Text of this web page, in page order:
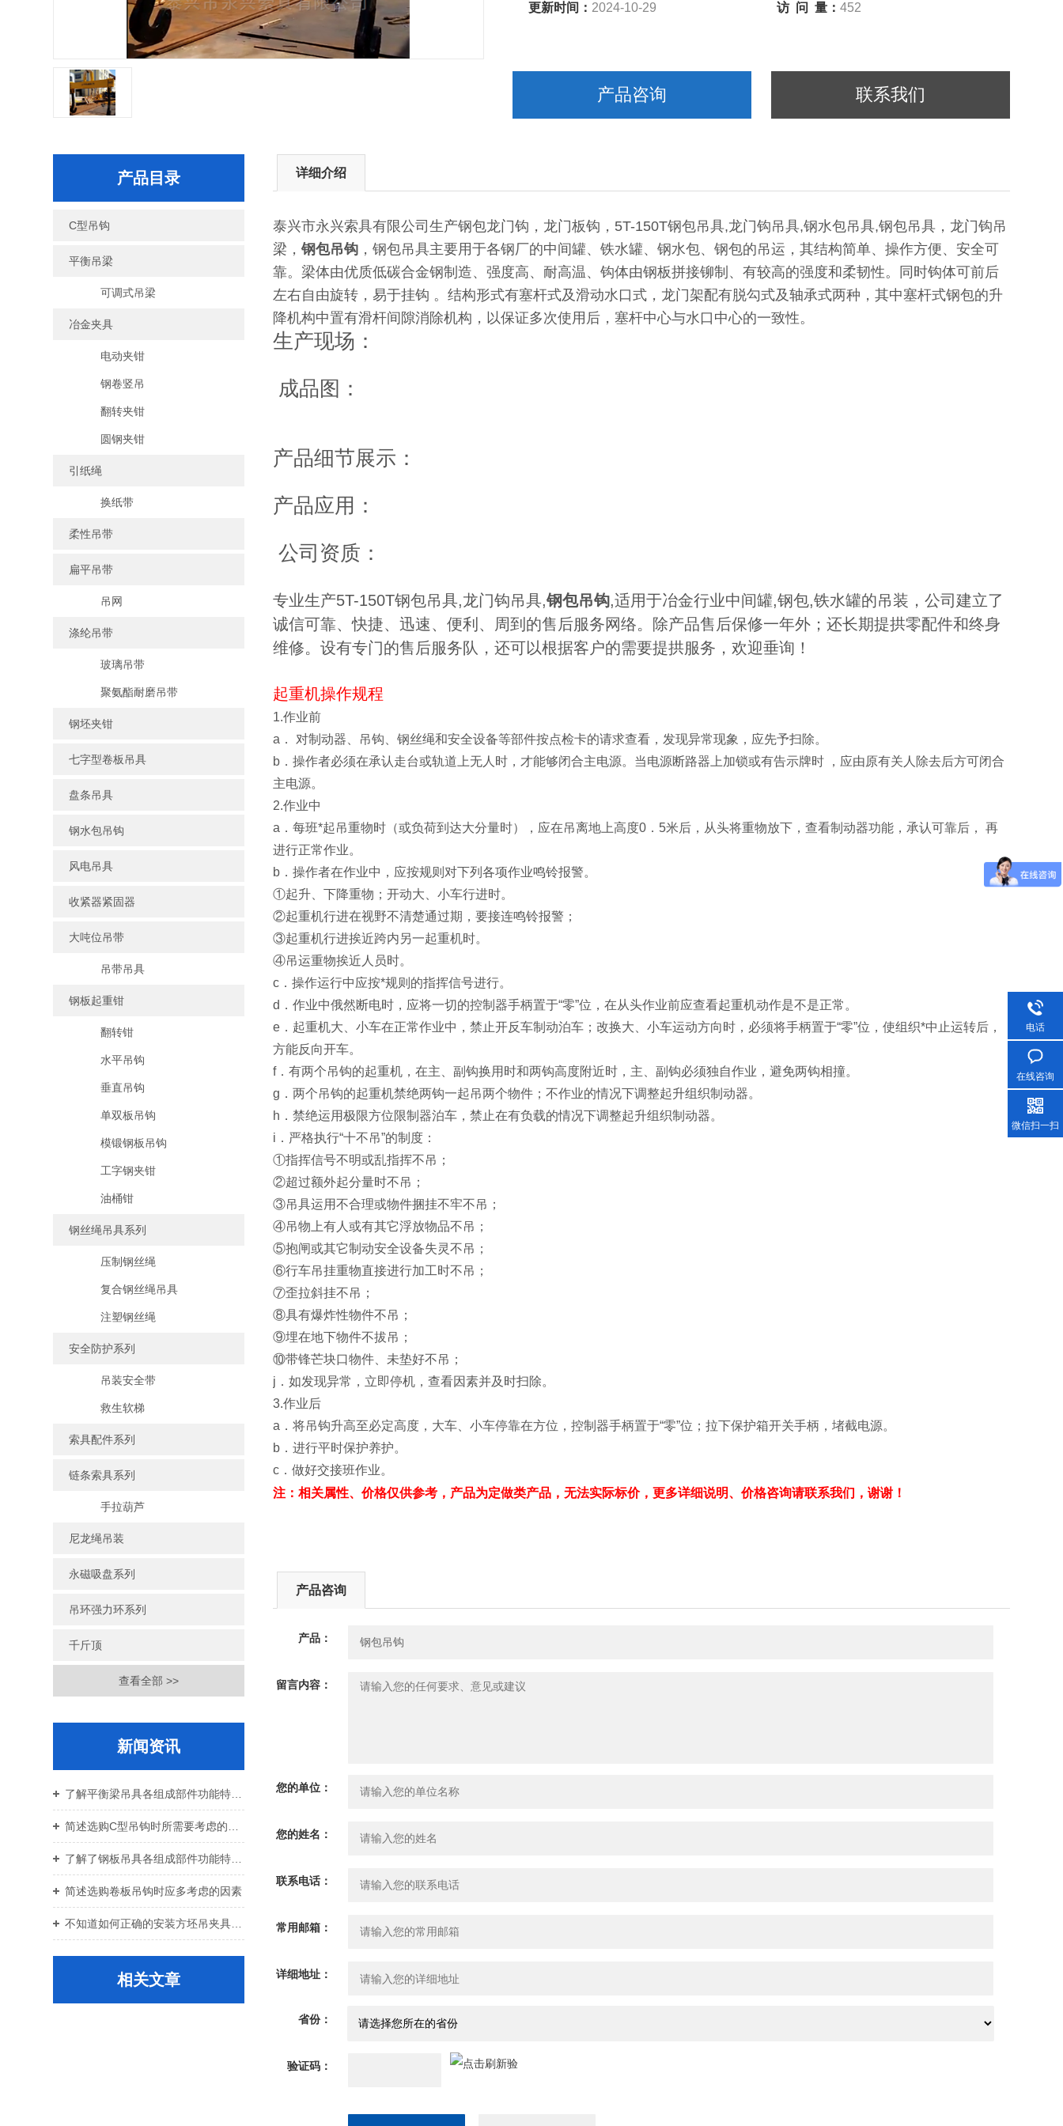
更新时间： 2024-10-29 访 问 量：452
产品咨询 联系我们
产品目录
C型吊钩
平衡吊梁
可调式吊梁
冶金夹具
电动夹钳
钢卷竖吊
翻转夹钳
圆钢夹钳
引纸绳
换纸带
柔性吊带
扁平吊带
吊网
涤纶吊带
玻璃吊带
聚氨酯耐磨吊带
钢坯夹钳
七字型卷板吊具
盘条吊具
钢水包吊钩
风电吊具
收紧器紧固器
大吨位吊带
吊带吊具
钢板起重钳
翻转钳
水平吊钩
垂直吊钩
单双板吊钩
模锻钢板吊钩
工字钢夹钳
油桶钳
钢丝绳吊具系列
压制钢丝绳
复合钢丝绳吊具
注塑钢丝绳
安全防护系列
吊装安全带
救生软梯
索具配件系列
链条索具系列
手拉葫芦
尼龙绳吊装
永磁吸盘系列
吊环强力环系列
千斤顶
查看全部 >>
新闻资讯
简述选购卷板吊钩时应多考虑的因素
相关文章
详细介绍
泰兴市永兴索具有限公司生产钢包龙门钩，龙门板钩，5T-150T钢包吊具,龙门钩吊具,钢水包吊具,钢包吊具，龙门钩吊
梁，钢包吊钩 ，钢包吊具主要用于各钢厂的中间罐、铁水罐、钢水包、钢包的吊运，其结构简单、操作方便、安全可
靠。梁体由优质低碳合金钢制造、强度高、耐高温、钩体由钢板拼接铆制、有较高的强度和柔韧性。同时钩体可前后
左右自由旋转，易于挂钩 。结构形式有塞杆式及滑动水口式，龙门架配有脱勾式及轴承式两种，其中塞杆式钢包的升
降机构中置有滑杆间隙消除机构，以保证多次使用后，塞杆中心与水口中心的一致性。
生产现场：
成品图：
产品细节展示：
产品应用：
公司资质：
专业生产5T-150T钢包吊具,龙门钩吊具,钢包吊钩,适用于冶金行业中间罐,钢包,铁水罐的吊装，公司建立了
诚信可靠、快捷、迅速、便利、周到的售后服务网络。除产品售后保修一年外；还长期提拱零配件和终身
维修。设有专门的售后服务队，还可以根据客户的需要提拱服务，欢迎垂询！
起重机操作规程
1.作业前
a． 对制动器、吊钩、钢丝绳和安全设备等部件按点检卡的请求查看，发现异常现象，应先予扫除。
b．操作者必须在承认走台或轨道上无人时，才能够闭合主电源。当电源断路器上加锁或有告示牌时 ，应由原有关人除去后方可闭合
主电源。
2.作业中
a．每班*起吊重物时（或负荷到达大分量时），应在吊离地上高度0．5米后，从头将重物放下，查看制动器功能，承认可靠后， 再
进行正常作业。
b．操作者在作业中，应按规则对下列各项作业鸣铃报警。
①起升、下降重物；开动大、小车行进时。
②起重机行进在视野不清楚通过期，要接连鸣铃报警；
③起重机行进挨近跨内另一起重机时。
④吊运重物挨近人员时。
c．操作运行中应按*规则的指挥信号进行。
d．作业中俄然断电时，应将一切的控制器手柄置于“零”位，在从头作业前应查看起重机动作是不是正常。
e．起重机大、小车在正常作业中，禁止开反车制动泊车；改换大、小车运动方向时，必须将手柄置于“零”位，使组织*中止运转后，
方能反向开车。
f．有两个吊钩的起重机，在主、副钩换用时和两钩高度附近时，主、副钩必须独自作业，避免两钩相撞。
g．两个吊钩的起重机禁绝两钩一起吊两个物件；不作业的情况下调整起升组织制动器。
h．禁绝运用极限方位限制器泊车，禁止在有负载的情况下调整起升组织制动器。
i．严格执行“十不吊”的制度：
①指挥信号不明或乱指挥不吊；
②超过额外起分量时不吊；
③吊具运用不合理或物件捆挂不牢不吊；
④吊物上有人或有其它浮放物品不吊；
⑤抱闸或其它制动安全设备失灵不吊；
⑥行车吊挂重物直接进行加工时不吊；
⑦歪拉斜挂不吊；
⑧具有爆炸性物件不吊；
⑨埋在地下物件不拔吊；
⑩带锋芒块口物件、未垫好不吊；
j．如发现异常，立即停机，查看因素并及时扫除。
3.作业后
a．将吊钩升高至必定高度，大车、小车停靠在方位，控制器手柄置于“零”位；拉下保护箱开关手柄，堵截电源。
b．进行平时保护养护。
c．做好交接班作业。
注：相关属性、价格仅供参考，产品为定做类产品，无法实际标价，更多详细说明、价格咨询请联系我们，谢谢！
产品咨询
产品：
留言内容：
您的单位：
您的姓名：
联系电话：
常用邮箱：
详细地址：
省份：
验证码：
电话
在线咨询
微信扫一扫